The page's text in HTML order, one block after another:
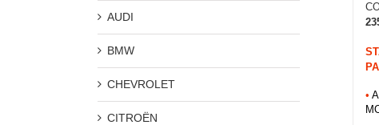
•
AUDI
BMW
CHEVROLET
CITROËN